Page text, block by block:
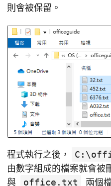
則會被保留。
程式執行之後，
由數字組成的檔案就會被
與
office.txt 兩個